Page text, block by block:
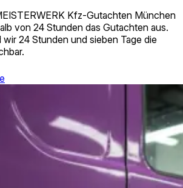
Kfz-Gutachten München
von 24 Stunden das Gutachten aus.
wir 24 Stunden und sieben Tage die